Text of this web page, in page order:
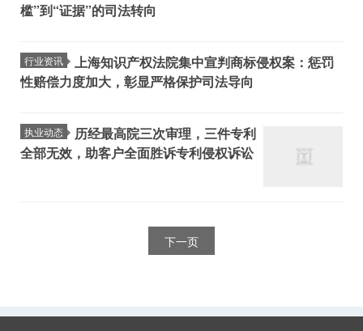
槛”到“证据”的司法转向
行业资讯
上海知识产权法院集中宣判商标侵权案：惩罚
性赔偿力度加大，彰显严格保护司法导向
执业动态
历经最高院三次审理，三件专利
全部无效，助客户全面胜诉专利侵权诉讼
下一页